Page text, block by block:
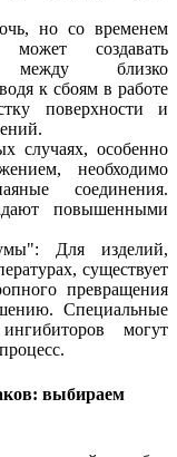
но со временем
создавать
между близко
к сбоям в работе
поверхности и
случаях, особенно
необходимо
соединения.
повышенными
Для изделий,
существует
превращения
Специальные
могут
выбираем